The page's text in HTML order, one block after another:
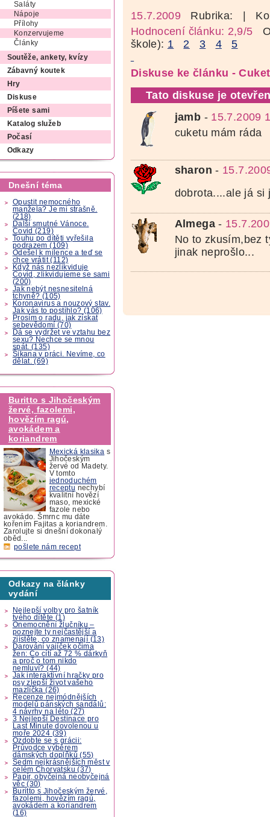
Saláty
Nápoje
Přílohy
Konzervujeme
Články
Soutěže, ankety, kvízy
Zábavný koutek
Hry
Diskuse
Píšete sami
Katalog služeb
Počasí
Odkazy
Dnešní téma
Opustit nemocného
manžela? Je mi strašně.
(218)
Další smutné Vánoce.
Covid (219)
Touhu po dítěti vyřešila
podrazem (109)
Odešel k milence a teď se
chce vrátit (112)
Když nás nezlikviduje
Covid, zlikvidujeme se sami
(200)
Jak nebýt nesnesitelná
tchyně? (105)
Koronavirus a nouzový stav.
Jak vás to postihlo? (106)
Prosím o radu, jak získat
sebevědomí (70)
Dá se vydržet ve vztahu bez
sexu? Nechce se mnou
spát. (135)
Šikana v práci. Nevíme, co
dělat. (69)
Buritto s Jihočeským
žervé, fazolemi,
hovězím ragú,
avokádem a
koriandrem
Mexická klasika s
Jihočeským
žervé od Madety.
V tomto
jednoduchém
receptu nechybí
kvalitní hovězí
maso, mexické
fazole nebo
avokádo. Šmrnc mu dáte
kořením Fajitas a koriandrem.
Zarolujte si dnešní dokonalý
oběd...
pošlete nám recept
Odkazy na články
vydání
Nejlepší volby pro šatník
tvého dítěte (1)
Onemocnění žlučníku –
poznejte ty nejčastější a
zjistěte, co znamenají (13)
Darování vajíček očima
žen: Co cítí až 72 % dárkyň
a proč o tom nikdo
nemluví? (44)
Jak interaktivní hračky pro
psy zlepší život vašeho
mazlíčka (26)
Recenze nejmódnějších
modelů pánských sandálů:
4 návrhy na léto (27)
3 Nejlepší Destinace pro
Last Minute dovolenou u
moře 2024 (39)
Ozdobte se s grácii:
Průvodce výběrem
dámských doplňků (55)
Sedm nejkrásnějších měst v
celém Chorvatsku (37)
Papír, obyčejná neobyčejná
věc (30)
Buritto s Jihočeským žervé,
fazolemi, hovězím ragú,
avokádem a koriandrem
(16)
15.7.2009 Rubrika:
|
Hodnocení článku: 2,9/5
škole): 1 2 3 4 5
Diskuse ke článku -
Tato diskuse je
jamb - 15.7.2009
cuketu mám ráda
sharon -
dobrota....ale já si
Almega-
No to zkusím,bez
jinak neprošlo...